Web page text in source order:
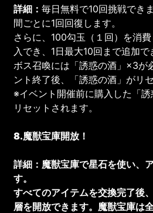
詳細：毎日無料で10回挑戦でき
間ごとに1回回復します。
さらに、100勾玉（１回）を消
入でき、1日最大10回まで追加で
ボス召喚には「誘惑の酒」×3が
ント終了後、「誘惑の酒」がリ
※イベント開催前に購入した「
リセットされます。
8.魔獣宝庫開放！
詳細：魔獣宝庫で星石を使い、
す。
すべてのアイテムを交換完了後
層を開放できます。魔獣宝庫は